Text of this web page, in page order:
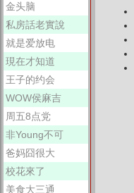
金头脑
私房話老實說
就是爱放电
現在才知道
王子的约会
WOW侯麻吉
周五8点党
非Young不可
爸妈囧很大
校花來了
美食大三通